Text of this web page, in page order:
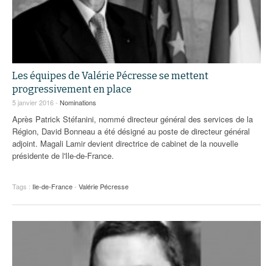
Les équipes de Valérie Pécresse se mettent
progressivement en place
5 janvier 2016 - Nominations
Après Patrick Stéfanini, nommé directeur général des services de la
Région, David Bonneau a été désigné au poste de directeur général
adjoint. Magali Lamir devient directrice de cabinet de la nouvelle
présidente de l'Ile-de-France.
Tags : Ile-de-France- Valérie Pécresse